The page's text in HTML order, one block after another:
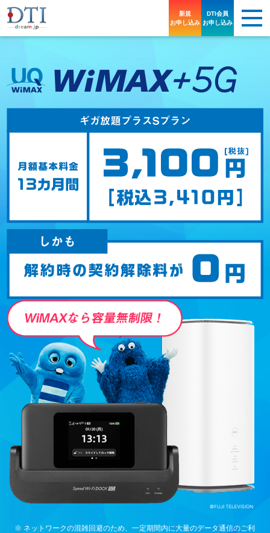
新規
お申し込み
DTI会員
お申し込み
※ ネットワークの混雑回避のため、一定期間内に大量のデータ通信のご利